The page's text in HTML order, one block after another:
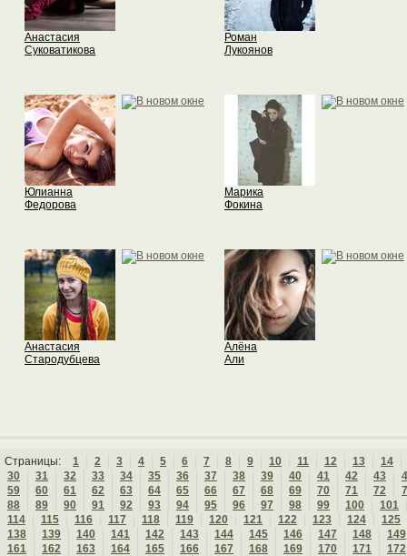
Анастасия
Суковатикова
Роман
Лукоянов
Юлианна
Федорова
Марика
Фокина
Анастасия
Стародубцева
Aлёна
Али
Страницы: 1 2 3 4 5 6 7 8 9 10 11 12 13
14
30
31 32 33 34 35 36 37 38 39 40 41 42 43
59
60 61 62 63 64 65 66 67 68 69 70 71 72
88
89 90 91 92 93 94 95 96 97 98 99 100
101
114
115 116 117 118 119 120 121 122 123 124
125
138
139 140 141 142 143 144 145 146 147 148
149
161
162 163 164 165 166 167 168 169 170 171
172